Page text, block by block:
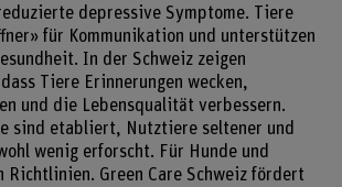
depressive Symptome. Tiere
für Kommunikation und unterstützen
In der Schweiz zeigen
Tiere Erinnerungen wecken,
und die Lebensqualität verbessern.
sind etabliert, Nutztiere seltener und
wenig erforscht. Für Hunde und
Richtlinien. Green Care Schweiz fördert